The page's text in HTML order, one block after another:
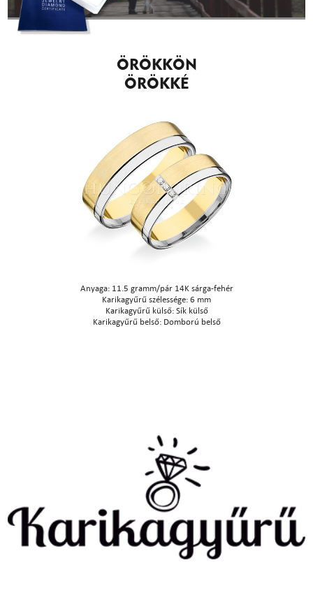
ÖRÖKKÖN
ÖRÖKKÉ
Anyaga: 11.5 gramm/pár 14K sárga-fehér
Karikagyűrű szélessége: 6 mm
Karikagyűrű külső: Sík külső
Karikagyűrű belső: Domború belső